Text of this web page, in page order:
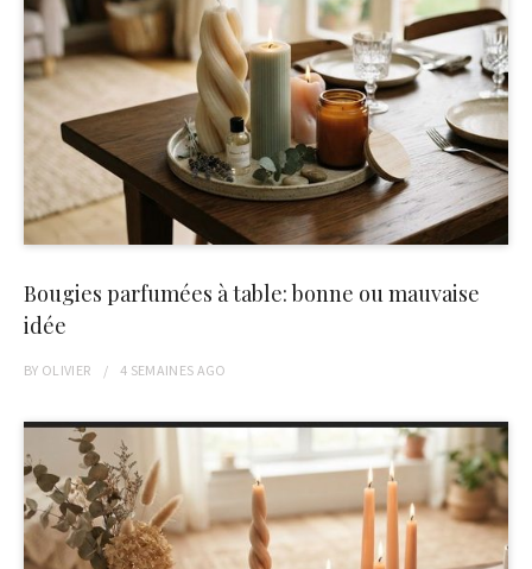
Bougies parfumées à table: bonne ou mauvaise
idée
BY OLIVIER 4 SEMAINES AGO